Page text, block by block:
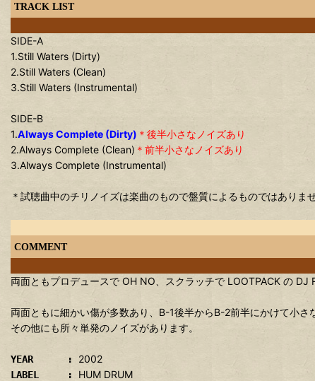
TRACK LIST
SIDE-A
1.Still Waters (Dirty)
2.Still Waters (Clean)
3.Still Waters (Instrumental)
SIDE-B
1.Always Complete (Dirty) ＊後半小さなノイズあり
2.Always Complete (Clean) ＊前半小さなノイズあり
3.Always Complete (Instrumental)
＊試聴曲中のチリノイズは楽曲のもので盤質によるものではありま
COMMENT
両面ともプロデュースで OH NO、スクラッチで LOOTPACK の DJ
両面ともに細かい傷が多数あり、B-1後半からB-2前半にかけて小
その他にも所々単発のノイズがあります。
YEAR : 2002
LABEL : HUM DRUM